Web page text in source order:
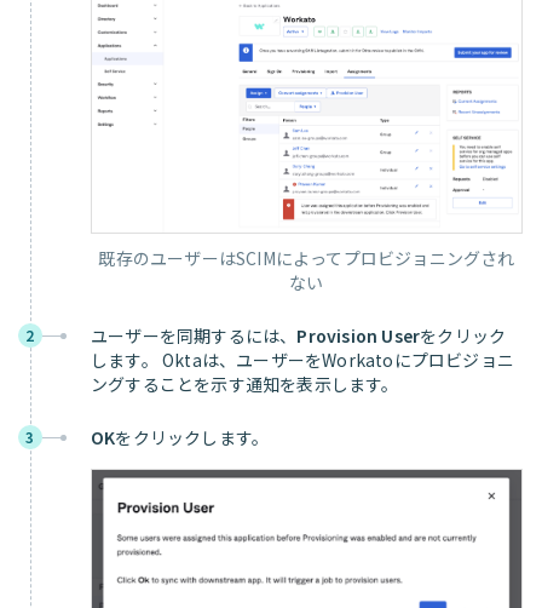
既存のユーザーはSCIMによってプロビジョニングされ
ない
2 ユーザーを同期するには、 Provision Userをクリック
します。 Oktaは、ユーザーをWorkatoにプロビジョニ
ングすることを示す通知を表示します。
3 OKをクリックします。